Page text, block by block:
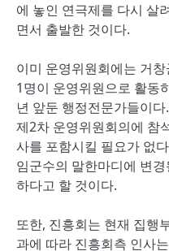
에 놓인 연극제를 다시 살
면서 출발한 것이다.
이미 운영위원회에는 거
1명이 운영위원으로 활동
년 앞둔 행정전문가들이
제2차 운영위원회의에 참
사를 포함시킬 필요가 없
임군수의 말한마디에 변
하다고 할 것이다.
또한, 진흥회는 현재 집행
과에 따라 진흥회측 인사